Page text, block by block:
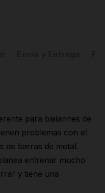
para bailarines de
problemas con el
de barras de metal.
entrenar mucho
y tiene una